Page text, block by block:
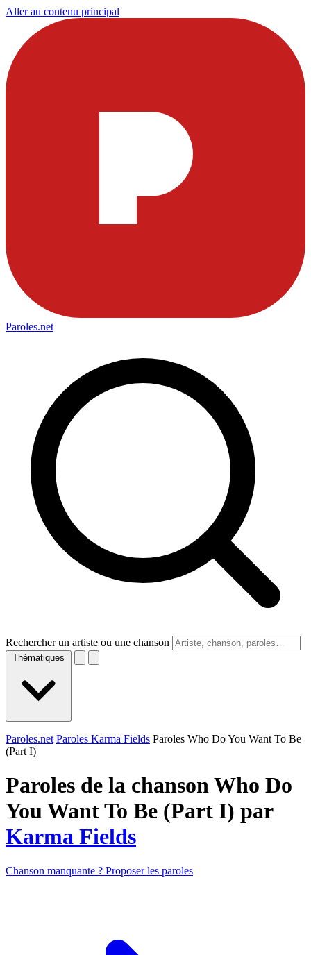
Aller au contenu principal
Paroles.net
Rechercher un artiste ou une chanson
Thématiques
Paroles.net Paroles Karma Fields Paroles Who Do You Want To Be
(Part I)
Paroles de la chanson Who Do
You Want To Be (Part I) par
Karma Fields
Chanson manquante ? Proposer les paroles